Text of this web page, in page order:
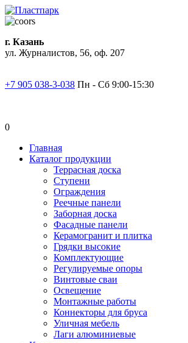
г. Казань
ул. Журналистов, 56, оф. 207
+7 905 038-3-038 Пн - Сб 9:00-15:30
0
Главная
Каталог продукции
Террасная доска
Ступени
Ограждения
Реечные панели
Заборная доска
Фасадные панели
Керамогранит и плитка
Грядки высокие
Комплектующие
Регулируемые опоры
Винтовые сваи
Освещение
Монтажные работы
Коннекторы для бруса
Уличная мебель
Лаги алюминиевые